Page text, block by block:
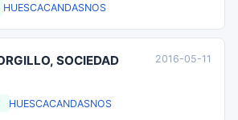
HUESCACANDASNOS
SOCIEDAD
HUESCACANDASNOS
2016-05-11